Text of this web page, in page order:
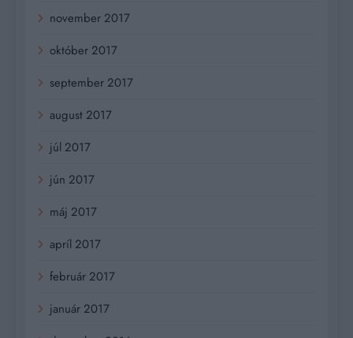
november 2017
október 2017
september 2017
august 2017
júl 2017
jún 2017
máj 2017
apríl 2017
február 2017
január 2017